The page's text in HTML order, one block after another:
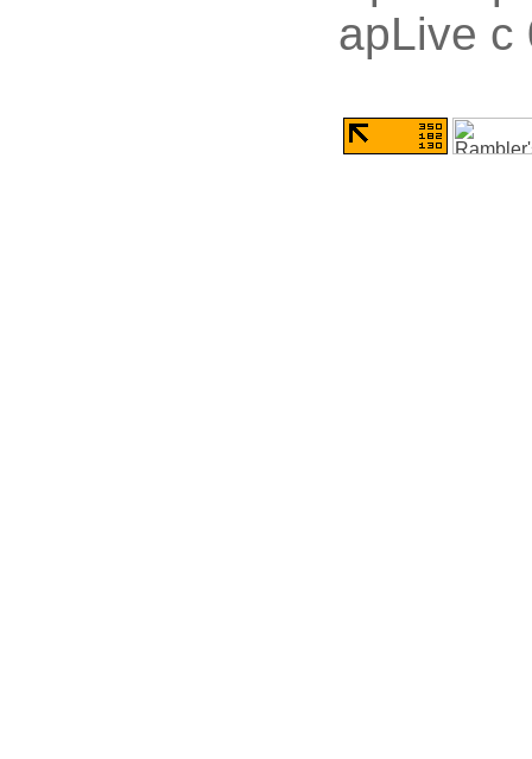
apLive c